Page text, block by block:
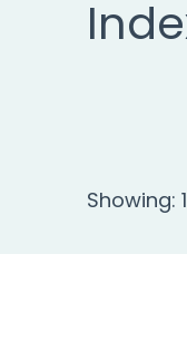
Showing: